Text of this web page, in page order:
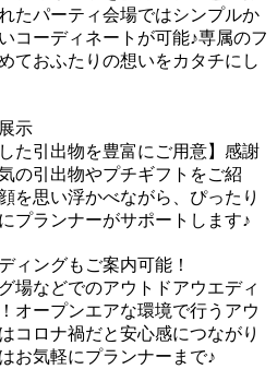
たパーティ会場ではシンプルか
コーディネートが可能♪専属のフ
ておふたりの想いをカタチにし
示
た引出物を豊富にご用意】感謝
の引出物やプチギフトをご紹
を思い浮かべながら、ぴったり
プランナーがサポートします♪
ィングもご案内可能！
場などでのアウトドアウエディ
オープンエアな環境で行うアウ
コロナ禍だと安心感につながり
お気軽にプランナーまで♪